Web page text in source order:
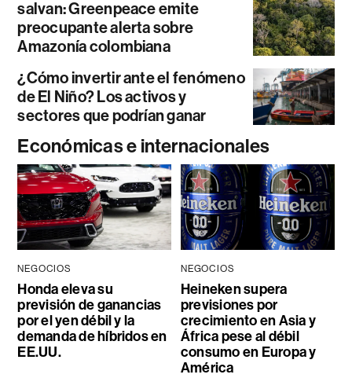
salvan: Greenpeace emite
preocupante alerta sobre
Amazonía colombiana
¿Cómo invertir ante el fenómeno
de El Niño? Los activos y
sectores que podrían ganar
Económicas e internacionales
NEGOCIOS
Honda eleva su
previsión de ganancias
por el yen débil y la
demanda de híbridos en
EE.UU.
NEGOCIOS
Heineken supera
previsiones por
crecimiento en Asia y
África pese al débil
consumo en Europa y
América